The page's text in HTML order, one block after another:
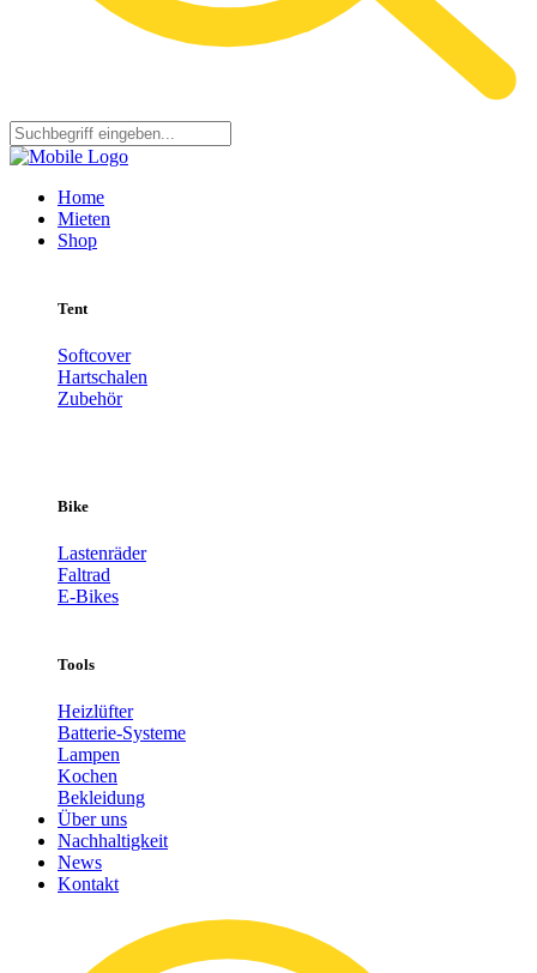
Home
Mieten
Shop
Tent
Softcover
Hartschalen
Zubehör
Bike
Lastenräder
Faltrad
E-Bikes
Tools
Heizlüfter
Batterie-Systeme
Lampen
Kochen
Bekleidung
Über uns
Nachhaltigkeit
News
Kontakt